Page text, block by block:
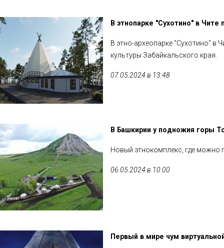
В этнопарке "Сухотино" в
В этно-археопарке "Сухотино" в
культуры Забайкальского края.
07.05.2024 в 13:48
В Башкирии у подножия горы
Новый этнокомплекс, где можно
06.05.2024 в 10:00
Первый в мире чум